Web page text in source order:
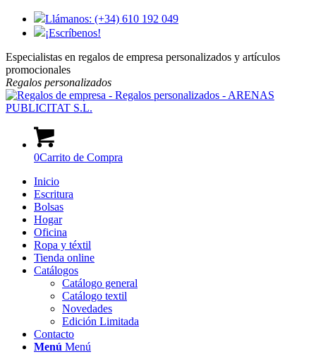
Llámanos: (+34) 610 192 049
¡Escríbenos!
Especialistas en regalos de empresa personalizados y artículos
promocionales
Regalos personalizados
0Carrito de Compra
Inicio
Escritura
Bolsas
Hogar
Oficina
Ropa y téxtil
Tienda online
Catálogos
Catálogo general
Catálogo textil
Novedades
Edición Limitada
Contacto
Menú Menú